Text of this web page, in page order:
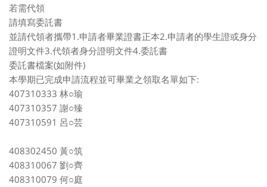
若需代領
請填寫委託書
並請代領者攜帶1.申請者畢業證書正本2.申請者的學生證或身分
證明文件3.代領者身分證明文件4.委託書
委託書檔案(如附件)
本學期已完成申請流程並可畢業之領取名單如下:
407310333 林○瑜
407310357 謝○臻
407310591 呂○芸
408302450 黃○筑
408310067 劉○齊
408310079 何○庭